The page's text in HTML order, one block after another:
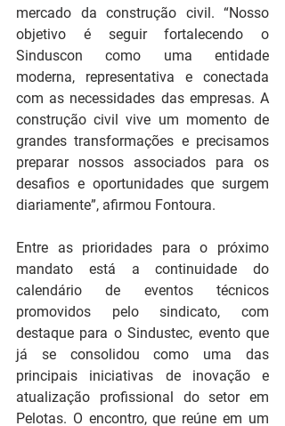
mercado da construção civil. “Nosso
objetivo é seguir fortalecendo o
Sinduscon como uma entidade
moderna, representativa e conectada
com as necessidades das empresas. A
construção civil vive um momento de
grandes transformações e precisamos
preparar nossos associados para os
desafios e oportunidades que surgem
diariamente”, afirmou Fontoura.
Entre as prioridades para o próximo
mandato está a continuidade do
calendário de eventos técnicos
promovidos pelo sindicato, com
destaque para o Sindustec, evento que
já se consolidou como uma das
principais iniciativas de inovação e
atualização profissional do setor em
Pelotas. O encontro, que reúne em um